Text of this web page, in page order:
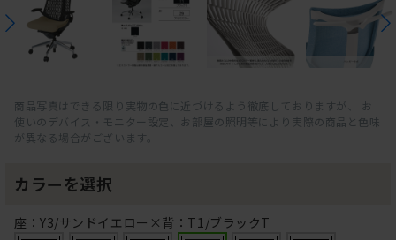
商品写真はできる限り実物の色に近づけるよう徹底しておりますが、 お
使いのデバイス・モニター設定、お部屋の照明等により実際の商品と色味
が異なる場合がございます。
カラーを選択
座：Y3/サンドイエロー×背：T1/ブラックT